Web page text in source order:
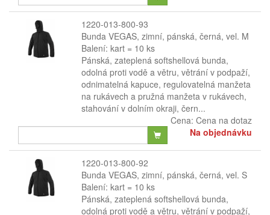
1220-013-800-93
Bunda VEGAS, zimní, pánská, černá, vel. M
Balení: kart = 10 ks
Pánská, zateplená softshellová bunda,
odolná proti vodě a větru, větrání v podpaží,
odnimatelná kapuce, regulovatelná manžeta
na rukávech a pružná manžeta v rukávech,
stahování v dolním okraji, čern...
Cena: Cena na dotaz
Na objednávku
1220-013-800-92
Bunda VEGAS, zimní, pánská, černá, vel. S
Balení: kart = 10 ks
Pánská, zateplená softshellová bunda,
odolná proti vodě a větru, větrání v podpaží,